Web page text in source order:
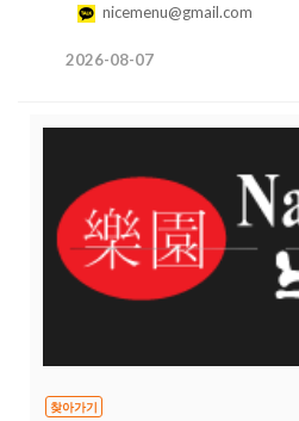
nicemenu@gmail.com
2026-08-07
찾아가기